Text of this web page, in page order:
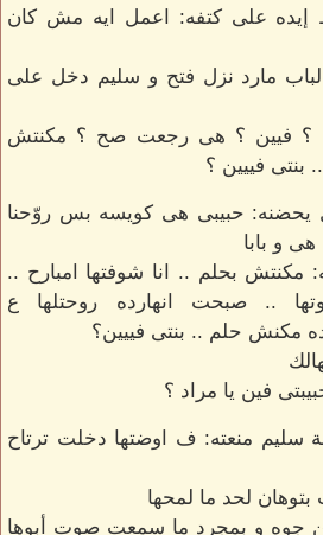
إيده على كتفه: اعمل ايه مش كان
مارد نزل فتح و سليم دخل على
؟ فيين ؟ هى رجعت صح ؟ مكنتش
بنتى فييين ؟
يحضنه: حبيبى هى كويسه بس روّحنا
و بابا
بحلم .. انا شوفتها امبارح ..
.. صبحت انهارده روحتلها ع
مكنش حلم .. بنتى فييين؟
فين يا مراد ؟
سليم منعته: ف اوضتها دخلت ترتاح
لحد ما لمحها
جوه و بمجرد ما سمعت صوت أبوها